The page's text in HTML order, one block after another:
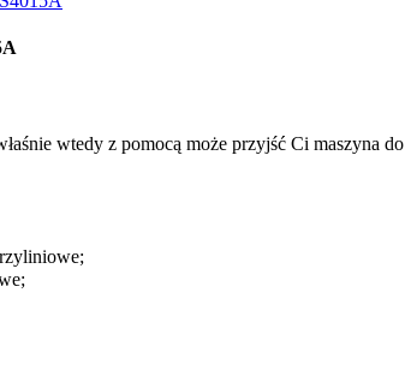
wtedy z pomocą może przyjść Ci maszyna